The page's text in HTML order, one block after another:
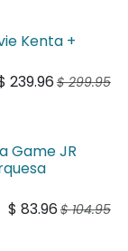
Kenta +
239.96 $299.95
Game JR
$ 83.96 $104.95